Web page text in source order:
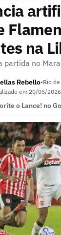
na
partida no
Rebello•Rio
em 20/05/2026
o Lance! no